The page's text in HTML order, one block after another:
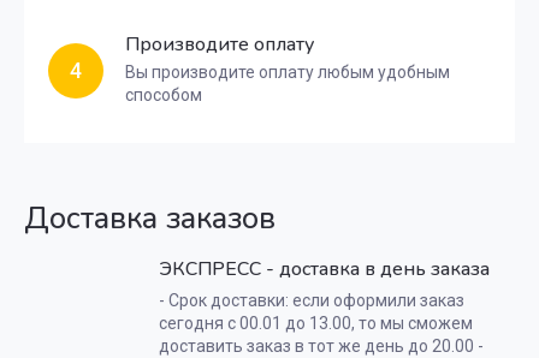
4
Производите оплату
Вы производите оплату любым удобным
способом
Доставка заказов
ЭКСПРЕСС - доставка в день заказа
- Срок доставки: если оформили заказ
сегодня с 00.01 до 13.00, то мы сможем
доставить заказ в тот же день до 20.00 -